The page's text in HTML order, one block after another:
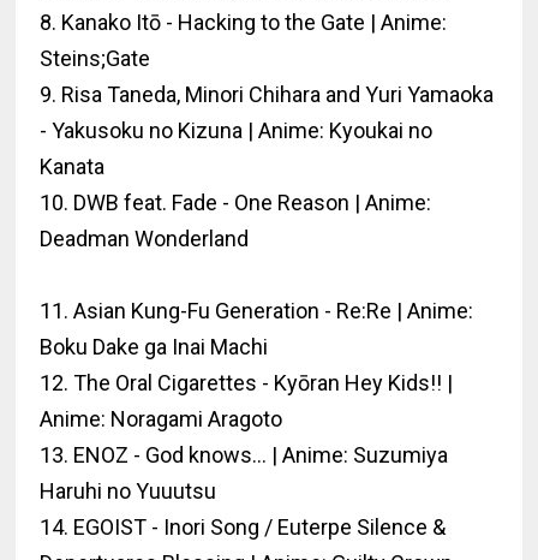
8. Kanako Itō - Hacking to the Gate | Anime:
Steins;Gate
9. Risa Taneda, Minori Chihara and Yuri Yamaoka
- Yakusoku no Kizuna | Anime: Kyoukai no
Kanata
10. DWB feat. Fade - One Reason | Anime:
Deadman Wonderland
11. Asian Kung-Fu Generation - Re:Re | Anime:
Boku Dake ga Inai Machi
12. The Oral Cigarettes - Kyōran Hey Kids!! |
Anime: Noragami Aragoto
13. ENOZ - God knows... | Anime: Suzumiya
Haruhi no Yuuutsu
14. EGOIST - Inori Song / Euterpe Silence &